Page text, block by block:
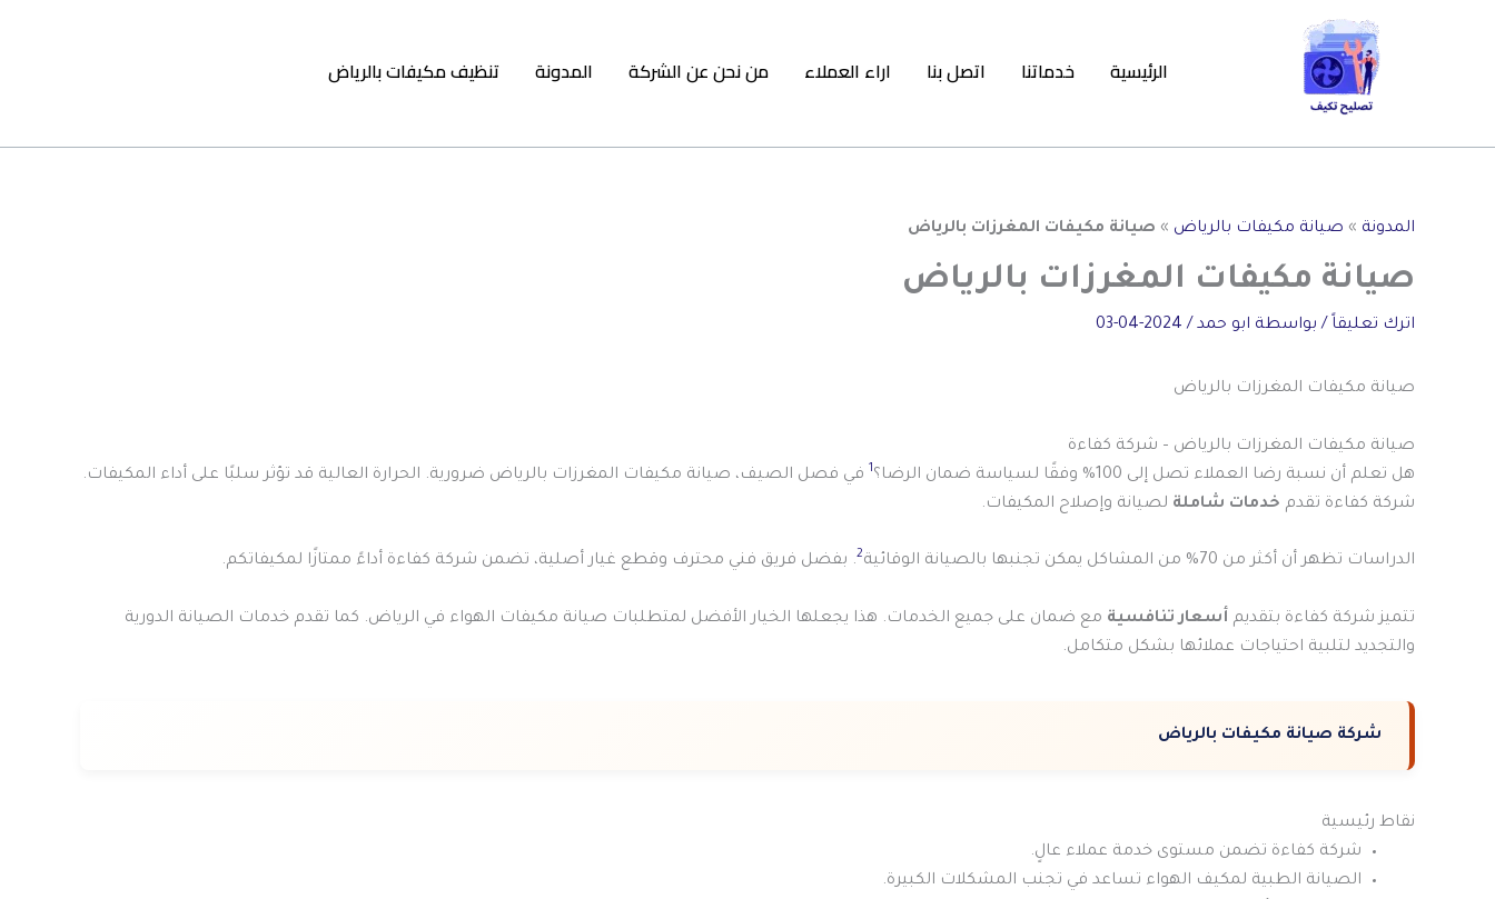
الرئيسية خدماتنا اتصل بنا اراء العملاء من نحن عن الشركة المدونة تنظيف مكيفات بالرياض
المدونة » صيانة مكيفات بالرياض » صيانة مكيفات المغرزات بالرياض
صيانة مكيفات المغرزات بالرياض
اترك تعليقاً / بواسطة ابو حمد /
2024-04-03
صيانة مكيفات المغرزات بالرياض
صيانة مكيفات المغرزات بالرياض – شركة كفاءة
هل تعلم أن نسبة رضا العملاء تصل إلى 100% وفقًا لسياسة ضمان الرضا؟
1 في فصل الصيف، صيانة مكيفات المغرزات بالرياض ضرورية. الحرارة العالية قد تؤثر سلبًا على أداء المكيفات.
شركة كفاءة تقدم خدمات شاملة لصيانة وإصلاح المكيفات.
الدراسات تظهر أن أكثر من 70% من المشاكل يمكن تجنبها بالصيانة الوقائية 2. بفضل فريق فني محترف وقطع غيار أصلية، تضمن شركة كفاءة أداءً ممتازًا لمكيفاتكم.
تتميز شركة كفاءة بتقديم أسعار تنافسية مع ضمان على جميع الخدمات. هذا يجعلها الخيار الأفضل لمتطلبات صيانة مكيفات الهواء في الرياض. كما تقدم خدمات الصيانة الدورية
والتجديد لتلبية احتياجات عملائها بشكل متكامل.
شركة صيانة مكيفات بالرياض
نقاط رئيسية
شركة كفاءة تضمن مستوى خدمة عملاء عالٍ.
الصيانة الطبية لمكيف الهواء تساعد في تجنب المشكلات الكبيرة.